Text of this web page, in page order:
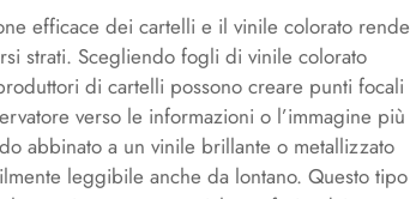
efficace dei cartelli e il vinile colorato rende
strati. Scegliendo fogli di vinile colorato
di cartelli possono creare punti focali
verso le informazioni o l’immagine più
abbinato a un vinile brillante o metallizzato
leggibile anche da lontano. Questo tipo